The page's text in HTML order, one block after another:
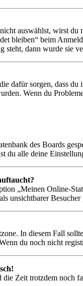
auswählst, wirst
bleiben“ beim
dann wurde sie
dafür sorgen, dass
Wenn du
des Boards
du alle deine
„Meinen Online-
unsichtbarer Besucher
In diesem Fall
du noch nicht
Zeit trotzdem